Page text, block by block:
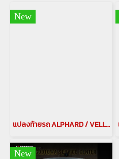
New
แปลงท้ายรถ ALPHARD / VELLFIRE 20 เป็น ALPHARD 40 แปลงท้าย อัลพาร์ด เวลไฟร์20 เป็น อัลพาร์ด 40 ชุดแต่งแปลงท้ายเป็น 40
New